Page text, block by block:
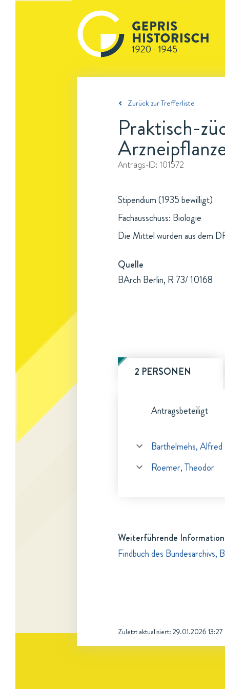
Zurück zur Trefferliste
Praktisch-
Antrags-ID: 101572
Stipendium (1935 bewilligt)
Fachausschuss: Biologie
Die Mittel wurden aus dem
Quelle
BArch Berlin, R 73/ 10168
2 PERSONEN
Antragsbeteiligt
Barthelmehs, Alfred
Roemer, Theodor
Weiterführende
Findbuch des
Zuletzt aktualisiert: 29.01.2026 13:27